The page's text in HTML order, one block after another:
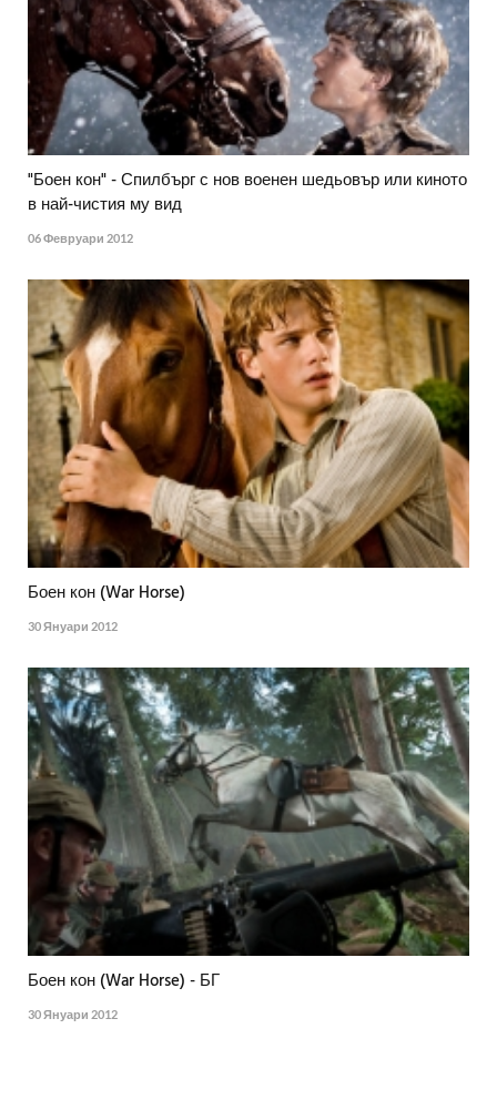
"Боен кон" - Спилбърг с нов военен шедьовър или киното
в най-чистия му вид
06 Февруари 2012
Боен кон (War Horse)
30 Януари 2012
Боен кон (War Horse) - БГ
30 Януари 2012